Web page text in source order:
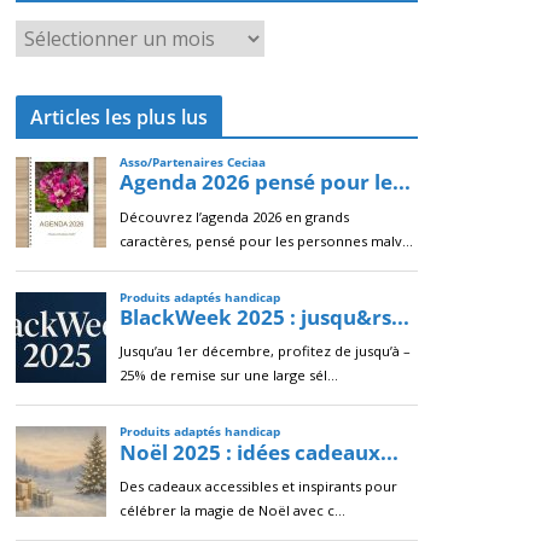
r
c
i
v
e
s
Articles les plus lus